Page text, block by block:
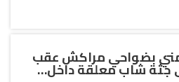
بضواحي مراكش عقب
جثة شاب معلقة داخل…